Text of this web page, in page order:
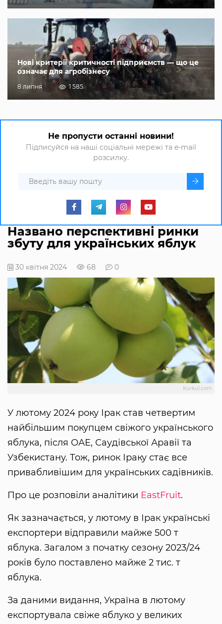
Нові критерії критичності підприємств — що це
означає для агробізнесу
8 липня 1 585
Не пропусти останні новини!
Підписуйся на наші соціальні мережі та e-mail
розсилку.
Названо перспективні ринки
збуту для українських яблук
30 квітня 2024 68 0
Kurkul.com
У лютому 2024 року Ірак став четвертим
найбільшим покупцем свіжого українського
яблука, після ОАЕ, Саудівської Аравії та
Узбекистану. Тож, ринок Іраку стає все
привабливішим для українських садівників.
Про це розповіли аналітики EastFruit.
Як зазначається, у лютому в Ірак українські
експортери відправили майже 500 т
яблука. Загалом з початку сезону 2023/24
років було поставлено майже 2 тис. т
яблука.
За даними видання, Україна в лютому
експортувала свіже яблуко у великих